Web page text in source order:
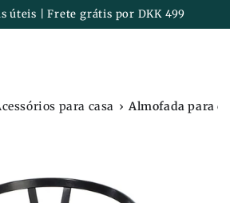
úteis | Frete grátis por DKK 499
para casa › Almofada para